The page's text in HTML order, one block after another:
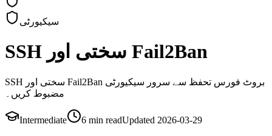
سیکیورٹی
SSH سختی اور Fail2Ban
SSH سختی اور Fail2Ban بروٹ فورس تحفظ سے سرور سیکیورٹی
مضبوط کریں۔
Intermediate 6 min readUpdated 2026-03-29